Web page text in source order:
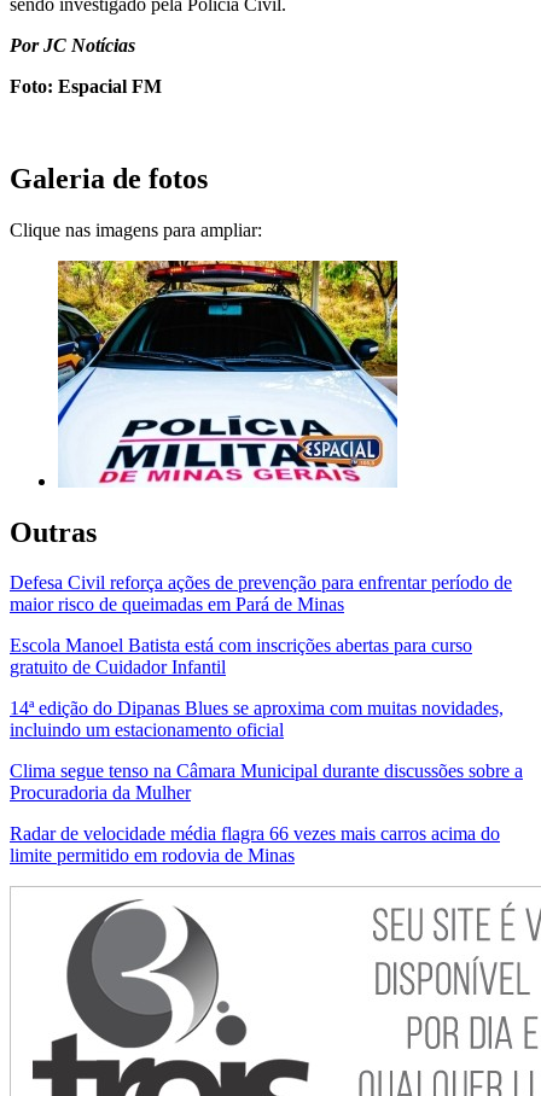
Por JC Notícias
Foto: Espacial FM
Galeria de fotos
Clique nas imagens para ampliar:
Outras
Defesa Civil reforça ações de prevenção para enfrentar período de
maior risco de queimadas em Pará de Minas
Escola Manoel Batista está com inscrições abertas para curso
gratuito de Cuidador Infantil
14ª edição do Dipanas Blues se aproxima com muitas novidades,
incluindo um estacionamento oficial
Clima segue tenso na Câmara Municipal durante discussões sobre a
Procuradoria da Mulher
Radar de velocidade média flagra 66 vezes mais carros acima do
limite permitido em rodovia de Minas